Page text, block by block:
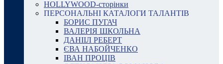
HOLLYWOOD-сторінки
ПЕРСОНАЛЬНІ КАТАЛОГИ ТАЛАНТІВ
БОРИС ПУГАЧ
ВАЛЕРІЯ ШКОЛЬНА
ДАНІІЛ РЕБЕРТ
ЄВА НАБОЙЧЕНКО
ІВАН ПРОЦІВ